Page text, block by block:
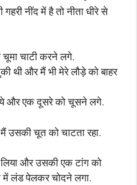
नींद में है तो नीता धीरे से
चूमा चाटी करने लगे.
थी और मैं भी मेरे लौड़े को बाहर
और एक दूसरे को चूसने लगे.
उसकी चूत को चाटता रहा.
और उसकी एक टांग को
लंड पेलकर चोदने लगा.